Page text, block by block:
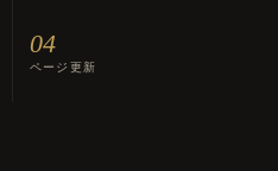
04
ページ更新